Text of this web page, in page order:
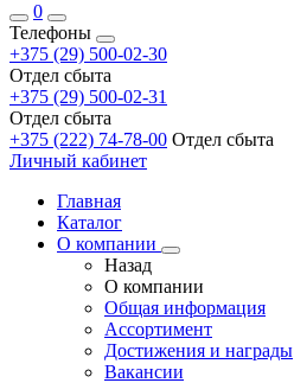
0
Телефоны
+375 (29) 500-02-30
Отдел сбыта
+375 (29) 500-02-31
Отдел сбыта
+375 (222) 74-78-00 Отдел сбыта
Личный кабинет
Главная
Каталог
О компании
Назад
О компании
Общая информация
Ассортимент
Достижения и награды
Вакансии